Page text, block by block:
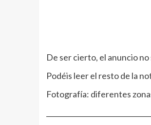
De ser cierto, el anuncio
Podéis leer el resto de la
Fotografía: diferentes